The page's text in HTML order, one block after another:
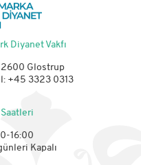
Diyanet Vakfı
2600 Glostrup
+45 3323 0313
Saatleri
16:00
Kapalı